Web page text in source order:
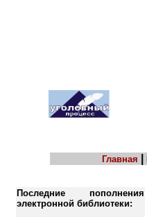
Главная
Последние пополнения
электронной библиотеки: